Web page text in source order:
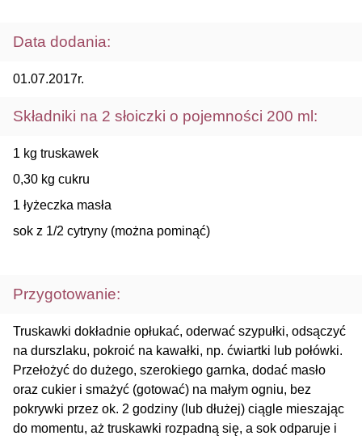
Data dodania:
01.07.2017r.
Składniki na 2 słoiczki o pojemności 200 ml:
1 kg truskawek
0,30 kg cukru
1 łyżeczka masła
sok z 1/2 cytryny (można pominąć)
Przygotowanie:
Truskawki dokładnie opłukać, oderwać szypułki, odsączyć
na durszlaku, pokroić na kawałki, np. ćwiartki lub połówki.
Przełożyć do dużego, szerokiego garnka, dodać masło
oraz cukier i smażyć (gotować) na małym ogniu, bez
pokrywki przez ok. 2 godziny (lub dłużej) ciągle mieszając
do momentu, aż truskawki rozpadną się, a sok odparuje i